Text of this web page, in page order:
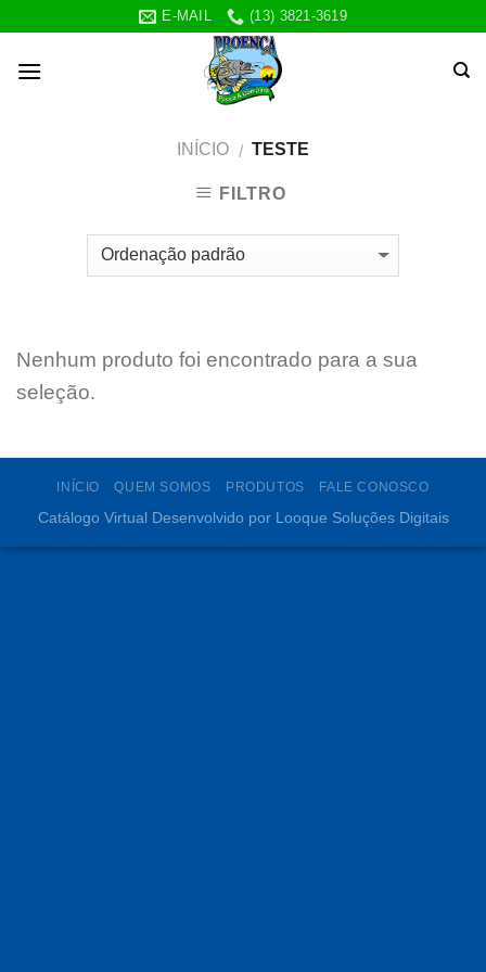
content
E-MAIL (13) 3821-3619
INÍCIO / TESTE
FILTRO
Nenhum produto foi encontrado para a sua
seleção.
INÍCIO QUEM SOMOS PRODUTOS FALE CONOSCO
Catálogo Virtual Desenvolvido por Looque Soluções Digitais